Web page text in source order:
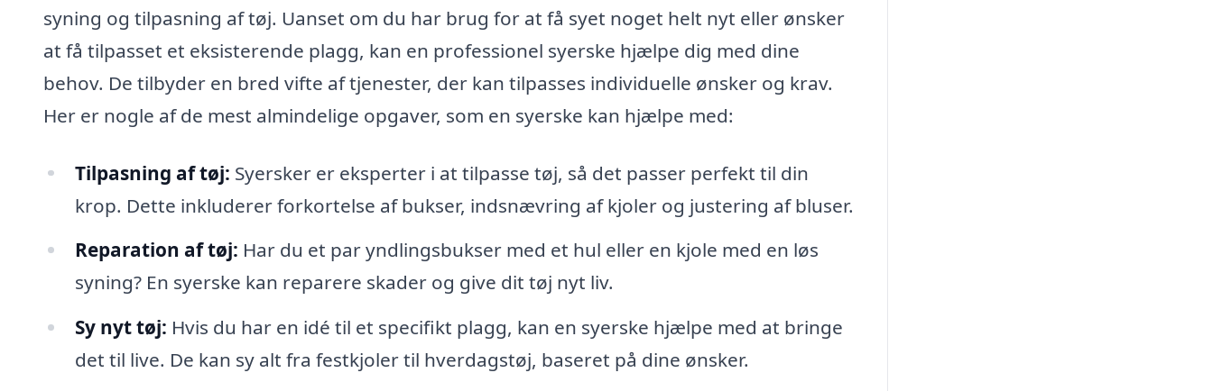
syning og tilpasning af tøj. Uanset om du har brug for at få syet noget helt nyt eller ønsker
at få tilpasset et eksisterende plagg, kan en professionel syerske hjælpe dig med dine
behov. De tilbyder en bred vifte af tjenester, der kan tilpasses individuelle ønsker og krav.
Her er nogle af de mest almindelige opgaver, som en syerske kan hjælpe med:
Tilpasning af tøj: Syersker er eksperter i at tilpasse tøj, så det passer perfekt til din
krop. Dette inkluderer forkortelse af bukser, indsnævring af kjoler og justering af bluser.
Reparation af tøj: Har du et par yndlingsbukser med et hul eller en kjole med en løs
syning? En syerske kan reparere skader og give dit tøj nyt liv.
Sy nyt tøj: Hvis du har en idé til et specifikt plagg, kan en syerske hjælpe med at bringe
det til live. De kan sy alt fra festkjoler til hverdagstøj, baseret på dine ønsker.